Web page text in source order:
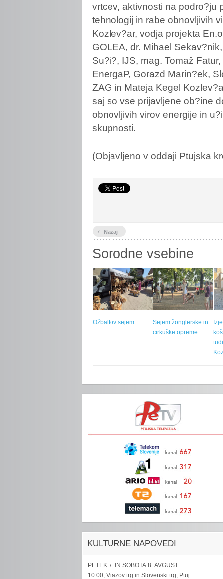
vrtcev, aktivnosti na podro?ju
tehnologij in rabe obnovljivih
Kozlev?ar, vodja projekta
GOLEA, dr. Mihael
Su?i?, IJS, mag. Tomaž
EnergaP, Gorazd Marin?ek,
ZAG in Mateja Kegel
saj so vse prijavljene ob?ine
obnovljivih virov energije in
skupnosti.
(Objavljeno v oddaji Ptujska
‹ Nazaj
Sorodne vsebine
Ožbaltov sejem
Sejem žonglerske in
cirkuške opreme
KULTURNE NAPOVEDI
PETEK 7. IN SOBOTA 8. AVGUST
10.00, Vrazov trg in Slovenski trg, Ptuj